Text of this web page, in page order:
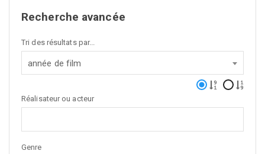
Recherche avancée
Tri des résultats par...
année de film
Réalisateur ou acteur
Genre